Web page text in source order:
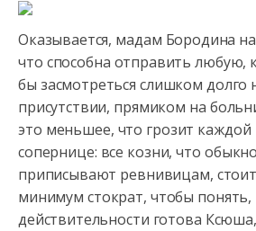
Оказывается, мадам Бородина
что способна отправить любую,
бы засмотреться слишком долго
присутствии, прямиком на
это меньшее, что грозит
сопернице: все козни, что
приписывают ревнивицам,
минимум стократ, чтобы понять,
действительности готова